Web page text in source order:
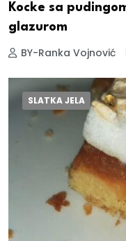
Kocke sa
glazurom
BY-Ranka Vojnović
SLATKA JELA